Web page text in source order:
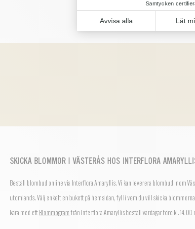
SKICKA BLOMMOR I VÄSTERÅS HOS INTERFLORA
Beställ blombud online via Interflora Amaryllis. Vi kan leverera blombud inom
utomlands. Välj enkelt en bukett på hemsidan, fyll i vem du vill skicka
kära med ett Blommogram från Interflora Amaryllis beställ vardagar före kl. 14.00